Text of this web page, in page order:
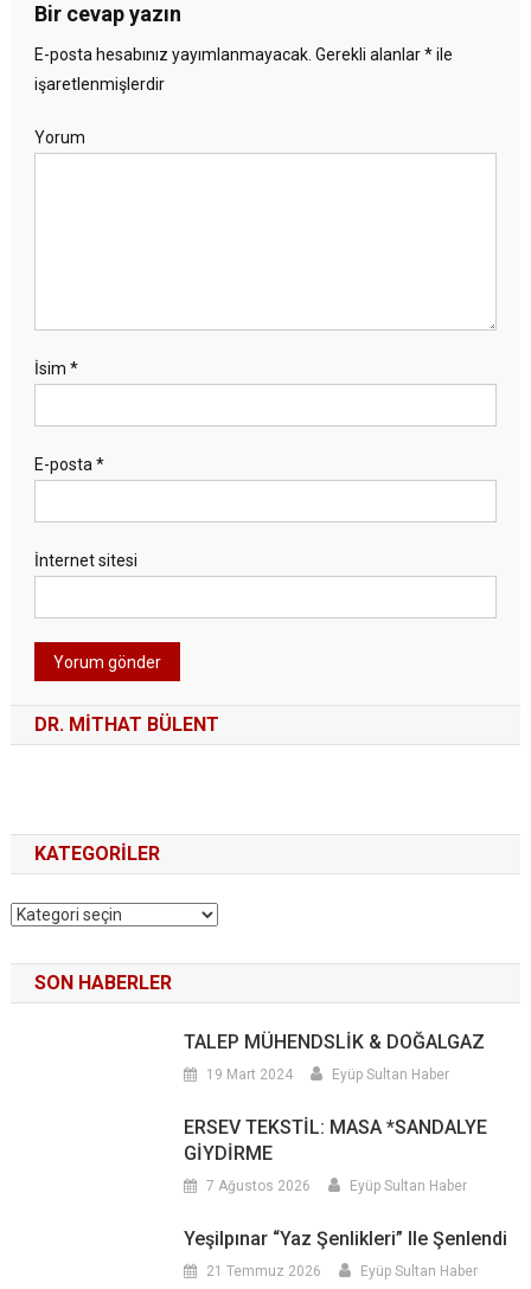
Bir cevap yazın
E-posta hesabınız yayımlanmayacak. Gerekli alanlar*ile
işaretlenmişlerdir
Yorum
İsim *
E-posta*
İnternet sitesi
DR. MITHAT BÜLENT
KATEGORILER
Kategoriler
SON HABERLER
TALEP MÜHENDSLİK & DOĞALGAZ
19 Mart 2024 Eyüp Sultan Haber
ERSEV TEKSTİL: MASA *SANDALYE
GİYDİRME
7 Ağustos 2026 Eyüp Sultan Haber
Yeşilpınar “Yaz Şenlikleri” Ile Şenlendi
21 Temmuz 2026 Eyüp Sultan Haber